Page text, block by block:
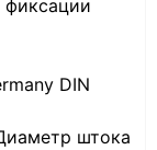
DIN
штока